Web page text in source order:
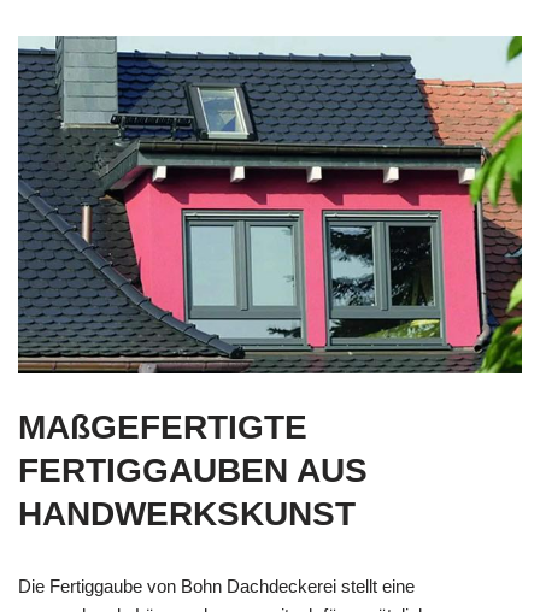
MAßGEFERTIGTE
FERTIGGAUBEN AUS
HANDWERKSKUNST
Die Fertiggaube von Bohn Dachdeckerei stellt eine